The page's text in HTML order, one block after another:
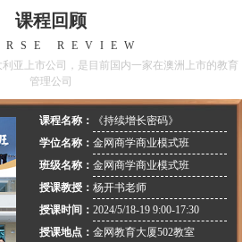
课程回顾
REVIEW
亚上市公司，是目前国内一家在澳洲上市的教育
管理公司
课程名称：
《持续增长密码》
学位名称：金网商学商业模式班
班级名称：金网商学商业模式班
授课教授：杨开书老师
授课时间：2024/5/18-19 9:00-17:30
授课地点：金网教育大厦502教室